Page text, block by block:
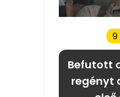
9
Befutott
regényt